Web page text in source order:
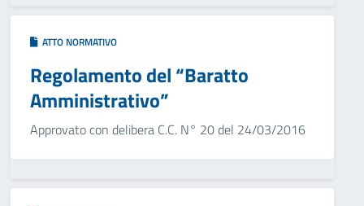
ATTO NORMATIVO
Regolamento del “Baratto
Amministrativo”
Approvato con delibera C.C. N° 20 del 24/03/2016